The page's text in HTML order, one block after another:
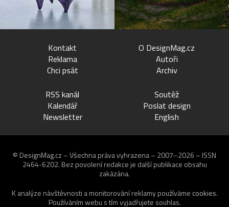
Kontakt
Reklama
Chci psát
O DesignMag.cz
Autoři
Archiv
RSS kanál
Kalendář
Newsletter
Soutěž
Poslat design
English
© DesignMag.cz – Všechna práva vyhrazena – 2007–2026 – ISSN
2464-6202. Bez povolení redakce je další publikace obsahu
zakázána.
K analýze návštěvnosti a monitorování reklamy používáme cookies.
Používáním webu s tím vyjadřujete souhlas.